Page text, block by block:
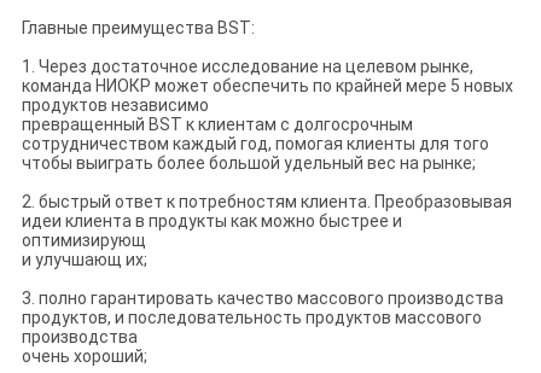
Главные преимущества BST:
1. Через достаточное исследование на целевом рынке,
команда НИОКР может обеспечить по крайней мере 5 новых
продуктов независимо
превращенный BST к клиентам с долгосрочным
сотрудничеством каждый год, помогая клиенты для того
чтобы выиграть более большой удельный вес на рынке;
2. быстрый ответ к потребностям клиента. Преобразовывая
идеи клиента в продукты как можно быстрее и
оптимизирующ
и улучшающ их;
3. полно гарантировать качество массового производства
продуктов, и последовательность продуктов массового
производства
очень хороший;